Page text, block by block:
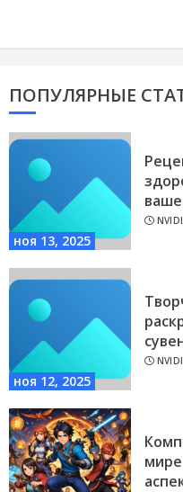
ПОПУЛЯРНЫЕ
ноя 13, 2025
ноя 12, 2025